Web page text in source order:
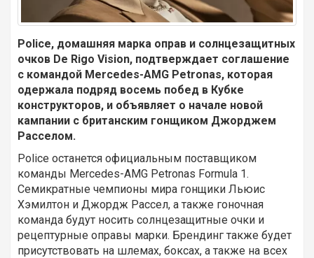
Police, домашняя марка оправ и солнцезащитных
очков De Rigo Vision, подтверждает соглашение
с командой Mercedes-AMG Petronas, которая
одержала подряд восемь побед в Кубке
конструкторов, и объявляет о начале новой
кампании с британским гонщиком Джорджем
Расселом.
Police останется официальным поставщиком
команды Mercedes-AMG Petronas Formula 1.
Семикратные чемпионы мира гонщики Льюис
Хэмилтон и Джордж Рассел, а также гоночная
команда будут носить солнцезащитные очки и
рецептурные оправы марки. Брендинг также будет
присутствовать на шлемах, боксах, а также на всех